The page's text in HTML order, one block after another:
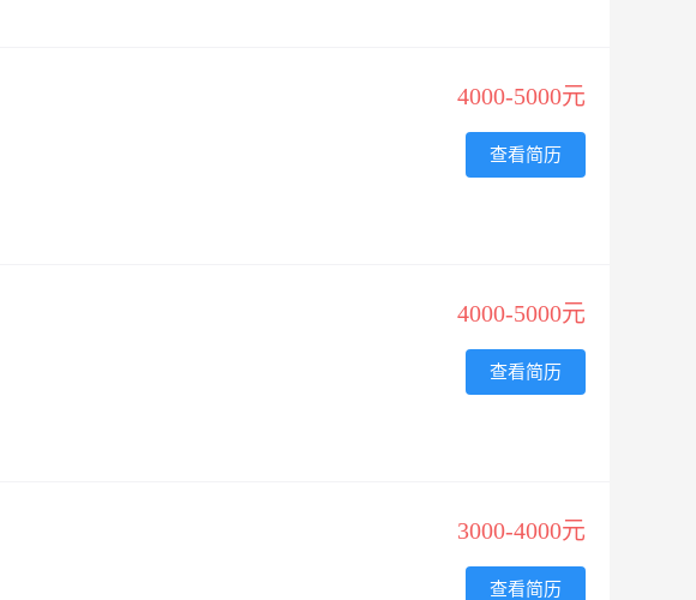
4000-5000元
查看简历
4000-5000元
查看简历
3000-4000元
查看简历